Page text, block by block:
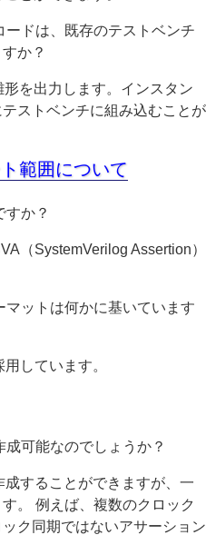
ドは、既存のテストベンチ
か？
を出力します。インスタン
ストベンチに組み込むことが
範囲について
すか？
（SystemVerilog Assertion）
ットは何かに基いています
しています。
可能なのでしょうか？
することができますが、一
。 例えば、複数のクロック
ク同期ではないアサーション